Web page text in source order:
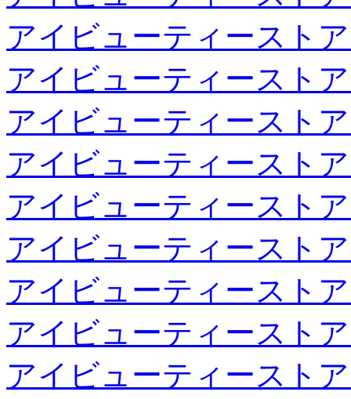
アイビューティースト
アイビューティースト
アイビューティースト
アイビューティースト
アイビューティースト
アイビューティースト
アイビューティースト
アイビューティースト
アイビューティースト